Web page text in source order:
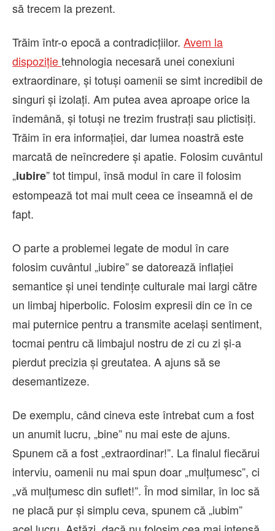
să trecem la prezent.
Trăim într-o epocă a contradicțiilor. Avem la
dispozițietehnologia necesară unei conexiuni
extraordinare, și totuși oamenii se simt incredibil de
singuri și izolați. Am putea avea aproape orice la
îndemână, și totuși ne trezim frustrați sau plictisiți.
Trăim în era informației, dar lumea noastră este
marcată de neîncredere și apatie. Folosim cuvântul
„iubire” tot timpul, însă modul în care îl folosim
estompează tot mai mult ceea ce înseamnă el de
fapt.
O parte a problemei legate de modul în care
folosim cuvântul „iubire” se datorează inflației
semantice și unei tendințe culturale mai largi către
un limbaj hiperbolic. Folosim expresii din ce în ce
mai puternice pentru a transmite același sentiment,
tocmai pentru că limbajul nostru de zi cu zi și-a
pierdut precizia și greutatea. A ajuns să se
desemantizeze.
De exemplu, când cineva este întrebat cum a fost
un anumit lucru, „bine” nu mai este de ajuns.
Spunem că a fost „extraordinar!”. La finalul fiecărui
interviu, oamenii nu mai spun doar „mulțumesc”, ci
„vă mulțumesc din suflet!”. În mod similar, în loc să
ne placă pur și simplu ceva, spunem că „iubim”